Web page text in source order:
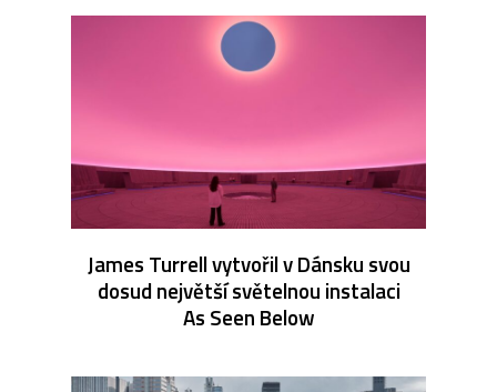
James Turrell vytvořil v Dánsku svou
dosud největší světelnou instalaci
As Seen Below